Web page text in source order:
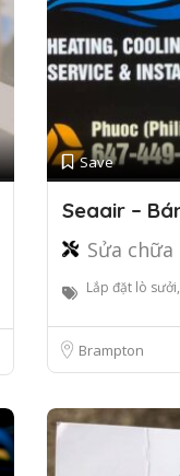
Save
Seaair –
Sửa chữa
Lắp đặt lò
Brampton